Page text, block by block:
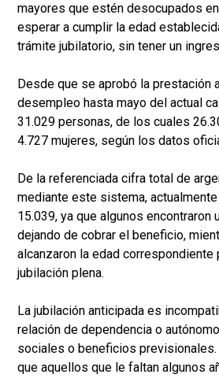
mayores que estén desocupados
esperar a cumplir la edad
trámite jubilatorio, sin tener un
Desde que se aprobó la prestación
desempleo hasta mayo del actual
31.029 personas, de los cuales
4.727 mujeres, según los datos
De la referenciada cifra total de
mediante este sistema,
15.039, ya que algunos encontraron
dejando de cobrar el beneficio,
alcanzaron la edad correspondiente
jubilación plena.
La jubilación anticipada es
relación de dependencia o
sociales o beneficios
que aquellos que le faltan algunos